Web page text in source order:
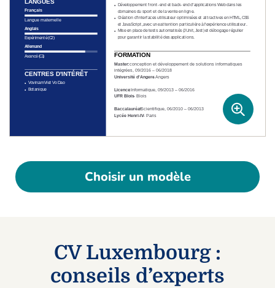
Choisir un modèle
CV Luxembourg :
conseils d’experts